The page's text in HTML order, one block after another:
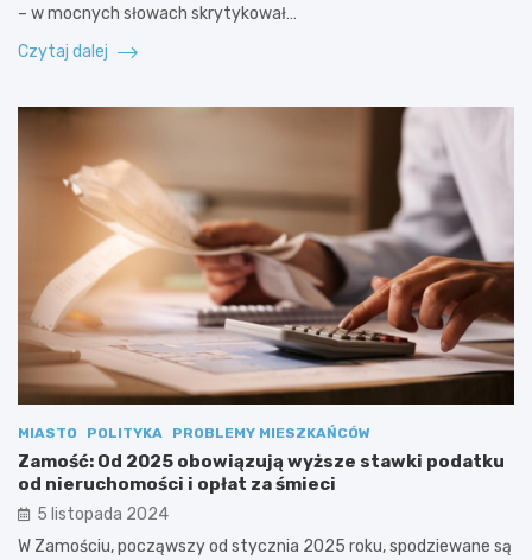
– w mocnych słowach skrytykował…
Czytaj dalej
MIASTO POLITYKA PROBLEMY MIESZKAŃCÓW
Zamość: Od 2025 obowiązują wyższe stawki podatku
od nieruchomości i opłat za śmieci
5 listopada 2024
W Zamościu, począwszy od stycznia 2025 roku, spodziewane są